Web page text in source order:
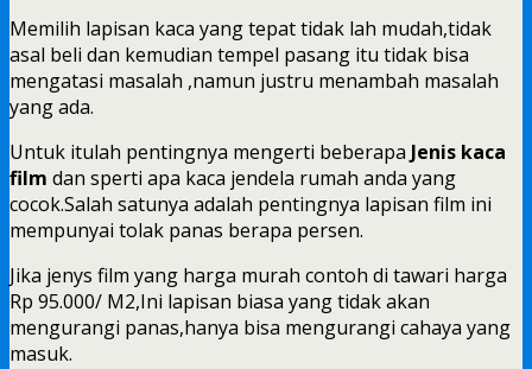
Memilih lapisan kaca yang tepat tidak lah mudah,tidak
asal beli dan kemudian tempel pasang itu tidak bisa
mengatasi masalah ,namun justru menambah masalah
yang ada.
Untuk itulah pentingnya mengerti beberapa Jenis kaca
film dan sperti apa kaca jendela rumah anda yang
cocok.Salah satunya adalah pentingnya lapisan film ini
mempunyai tolak panas berapa persen.
Jika jenys film yang harga murah contoh di tawari harga
Rp 95.000/ M2,Ini lapisan biasa yang tidak akan
mengurangi panas,hanya bisa mengurangi cahaya yang
masuk.